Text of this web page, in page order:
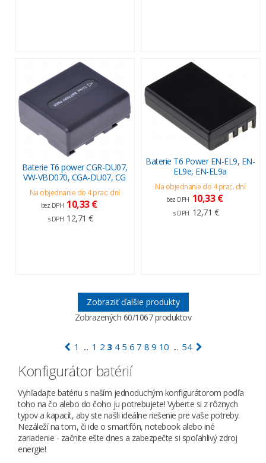
Baterie T6 power CGR-DU07,
VW-VBD070, CGA-DU07, CG
Na objednanie do 4 prac. dní
bez DPH 10,33 €
s DPH 12,71 €
Baterie T6 Power EN-EL9, EN-
EL9e, EN-EL9a
Na objednanie do 4 prac. dní
bez DPH 10,33 €
s DPH 12,71 €
Zobraziť ďalšie produkty
Zobrazených 60/1067 produktov
1 ... 1 2 3 4 5 6 7 8 9 10 ... 54
Konfigurátor batérií
Vyhľadajte batériu s naším jednoduchým konfigurátorom podľa
toho na čo alebo do čoho ju potrebujete! Vyberte si z rôznych
typov a kapacít, aby ste našli ideálne riešenie pre vaše potreby.
Nezáleží na tom, či ide o smartfón, notebook alebo iné
zariadenie - začnite ešte dnes a zabezpečte si spoľahlivý zdroj
energie!